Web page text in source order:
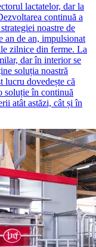
lactatelor, dar la
continuă a
noastre de
an de an, impulsionat
zilnice din ferme. La
dar în interior se
soluția noastră
lucru dovedește că
soluție în continuă
atât astăzi, cât și în